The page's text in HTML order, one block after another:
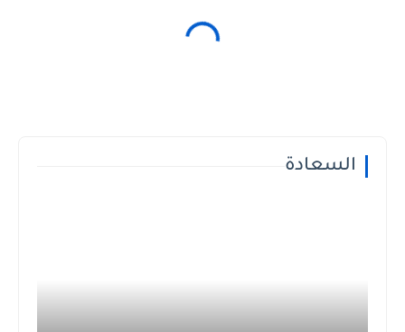
السعادة